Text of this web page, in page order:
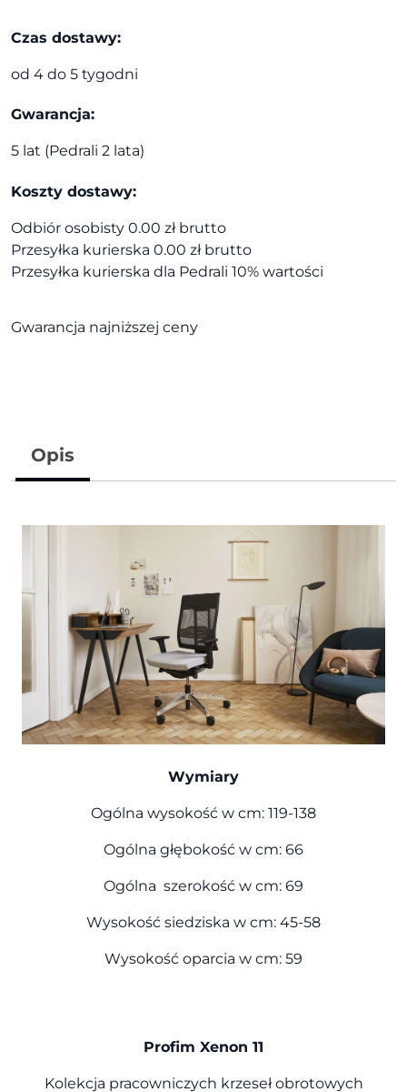
Czas dostawy:
od 4 do 5 tygodni
Gwarancja:
5 lat (Pedrali 2 lata)
Koszty dostawy:
Odbiór osobisty 0.00 zł brutto
Przesyłka kurierska 0.00 zł brutto
Przesyłka kurierska dla Pedrali 10% wartości
Gwarancja najniższej ceny
Opis
Wymiary
Ogólna wysokość w cm: 119-138
Ogólna głębokość w cm: 66
Ogólna szerokość w cm: 69
Wysokość siedziska w cm: 45-58
Wysokość oparcia w cm: 59
Profim Xenon 11
Kolekcja pracowniczych krzeseł obrotowych